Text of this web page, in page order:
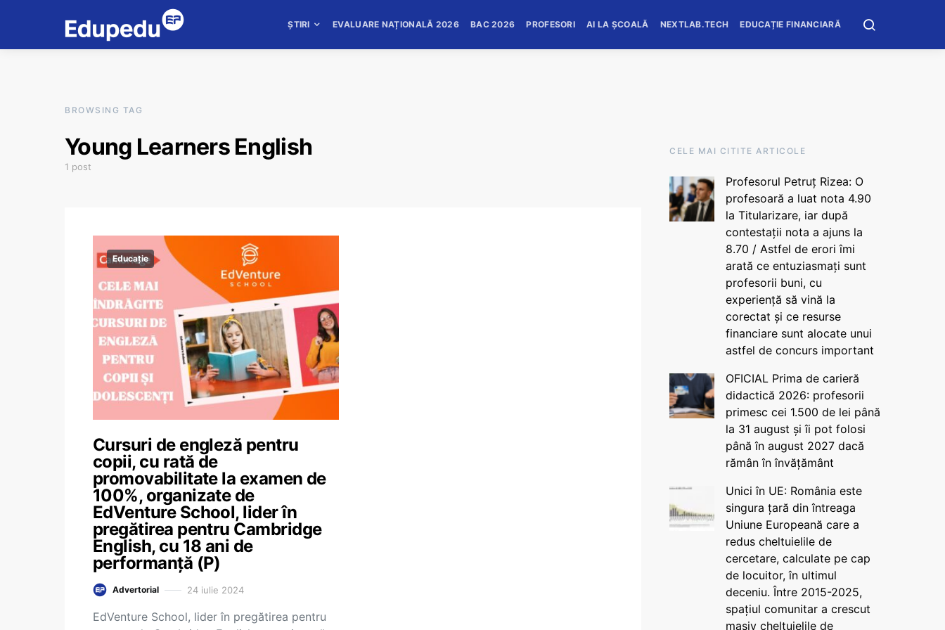
ȘTIRI EVALUARE NAȚIONALĂ 2026 BAC 2026 PROFESORI AI LA ȘCOALĂ NEXTLAB.TECH EDUCAȚIE FINANCIARĂ
BROWSING TAG
Young Learners English
1 post
Educație
Cursuri de engleză pentru
copii, cu rată de
promovabilitate la examen de
100%, organizate de
EdVenture School, lider în
pregătirea pentru Cambridge
English, cu 18 ani de
performanță (P)
Advertorial 24 iulie 2024
EdVenture School, lider în pregătirea pentru
CELE MAI CITITE ARTICOLE
Profesorul Petruț Rizea: O
profesoară a luat nota 4.90
la Titularizare, iar după
contestații nota a ajuns la
8.70 / Astfel de erori îmi
arată ce entuziasmați sunt
profesorii buni, cu
experiență să vină la
corectat și ce resurse
financiare sunt alocate unui
astfel de concurs important
OFICIAL Prima de carieră
didactică 2026: profesorii
primesc cei 1.500 de lei până
la 31 august și îi pot folosi
până în august 2027 dacă
rămân în învățământ
Unici în UE: România este
singura țară din întreaga
Uniune Europeană care a
redus cheltuielile de
cercetare, calculate pe cap
de locuitor, în ultimul
deceniu. Între 2015-2025,
spațiul comunitar a crescut
masiv cheltuielile de